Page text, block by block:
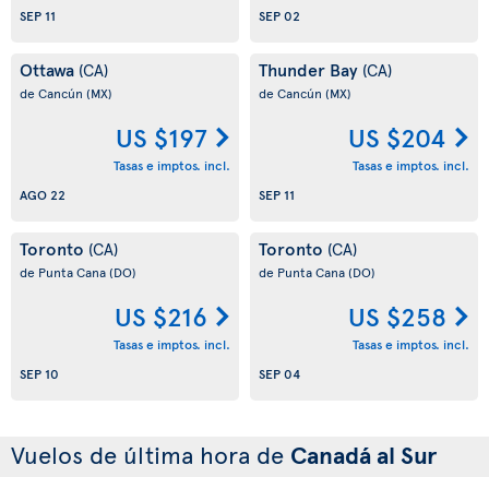
SEP 11
SEP 02
Ottawa (CA)
de Cancún (MX)
US $197
Tasas e imptos. incl.
AGO 22
Thunder Bay (CA)
de Cancún (MX)
US $204
Tasas e imptos. incl.
SEP 11
Toronto (CA)
de Punta Cana(DO)
US $216
Tasas e imptos. incl.
SEP 10
Toronto (CA)
de Punta Cana(DO)
US $258
Tasas e imptos. incl.
SEP 04
Vuelos de última hora de Canadá al Sur